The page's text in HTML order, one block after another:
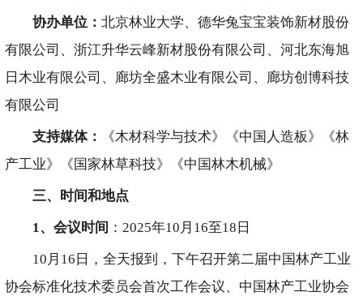
协办单位： 北京林业大学、德华兔宝宝装饰新材股份
有限公司、浙江升华云峰新材股份有限公司、河北东海旭
日木业有限公司、廊坊全盛木业有限公司、廊坊创博科技
有限公司
支持媒体：
《木材科学与技术》《中国人造板》《林
产工业》《国家林草科技》《中国林木机械》
三、时间和地点
1、会议时间 ：2025年10月16至18日
10月16日，全天报到，下午召开第二届中国林产工业
协会标准化技术委员会首次工作会议、中国林产工业协会